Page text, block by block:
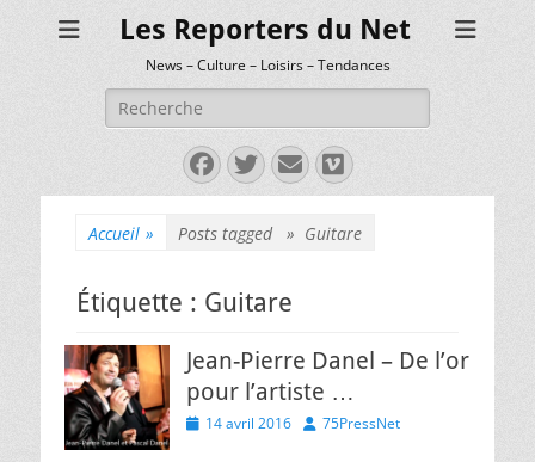
Les Reporters du Net
News – Culture – Loisirs – Tendances
Rechercher :
Facebook
Twitter
E-
mail
Vimeo
Accueil » Posts tagged » Guitare
Étiquette : Guitare
Jean-Pierre Danel – De l’or
pour l’artiste …
Posted14 avril 2016 Author
75PressNet